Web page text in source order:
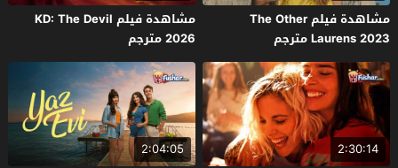
مشاهدة فيلم The Other
Laurens 2023 مترجم
مشاهدة فيلم KD: The Devil
2026 مترجم
2:30:14
2:04:05